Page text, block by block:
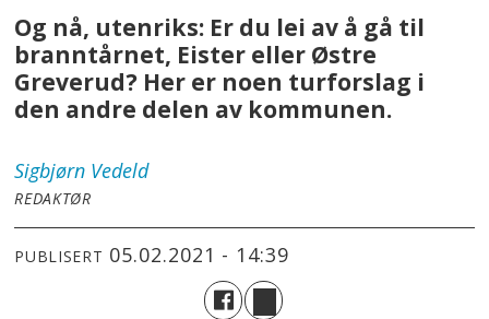
Og nå, utenriks: Er du lei av å gå til
branntårnet, Eister eller Østre
Greverud? Her er noen turforslag i
den andre delen av kommunen.
Sigbjørn Vedeld
REDAKTØR
PUBLISERT 05.02.2021 - 14:39